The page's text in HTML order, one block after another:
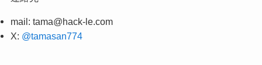
mail: tama@hack-le.com
X: @tamasan774